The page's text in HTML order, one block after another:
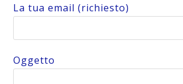
La tua email (richiesto)
Oggetto